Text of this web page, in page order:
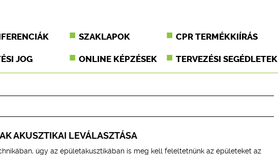
SZAKLAPOK CPR TERMÉKKIÍRÁS
JOG ONLINE KÉPZÉSEK TERVEZÉSI SEGÉDLETEK
AKUSZTIKAI LEVÁLASZTÁSA
úgy az épületakusztikában is meg kell feleltetnünk az épületeket az